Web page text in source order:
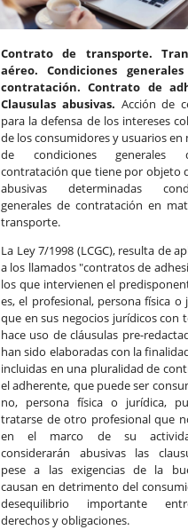
Contrato de transporte.
aéreo. Condiciones
contratación. Contrato de
Clausulas abusivas. Acción de
para la defensa de los intereses
de los consumidores y usuarios en
de condiciones
contratación que tiene por objeto
abusivas determinadas
generales de contratación en
transporte.
La Ley 7/1998 (LCGC), resulta de
a los llamados "contratos de
los que intervienen el
es, el profesional, persona física o
que en sus negocios jurídicos con
hace uso de cláusulas pre-
han sido elaboradas con la
incluidas en una pluralidad de
el adherente, que puede ser
no, persona física o jurídica,
tratarse de otro profesional que
en el marco de su
considerarán abusivas las
pese a las exigencias de la
causan en detrimento del
desequilibrio importante
derechos y obligaciones.